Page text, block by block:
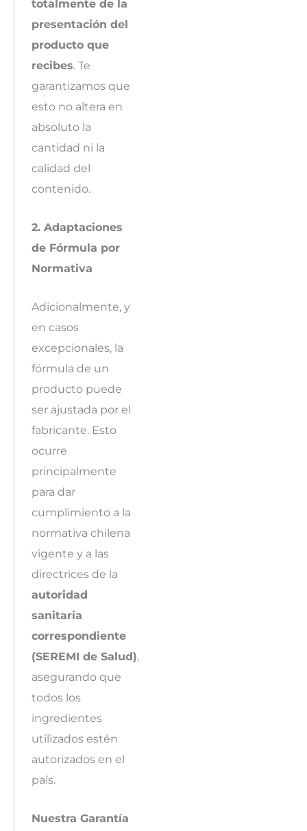
totalmente de la
presentación del
producto que
recibes. Te
garantizamos que
esto no altera en
absoluto la
cantidad ni la
calidad del
contenido.
2. Adaptaciones
de Fórmula por
Normativa
Adicionalmente, y
en casos
excepcionales, la
fórmula de un
producto puede
ser ajustada por el
fabricante. Esto
ocurre
principalmente
para dar
cumplimiento a la
normativa chilena
vigente y a las
directrices de la
autoridad
sanitaria
correspondiente
(SEREMI de Salud),
asegurando que
todos los
ingredientes
utilizados estén
autorizados en el
país.
Nuestra Garantía